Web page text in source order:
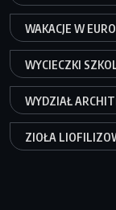
WAKACJE W
WYCIECZKI
WYDZIAŁ
ZIOŁA